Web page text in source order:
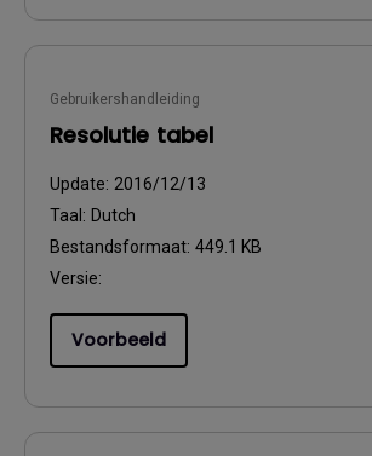
Gebruikershandleiding
Resolutie tabel
Update: 2016/12/13
Taal: Dutch
Bestandsformaat: 449.1 KB
Versie:
Voorbeeld